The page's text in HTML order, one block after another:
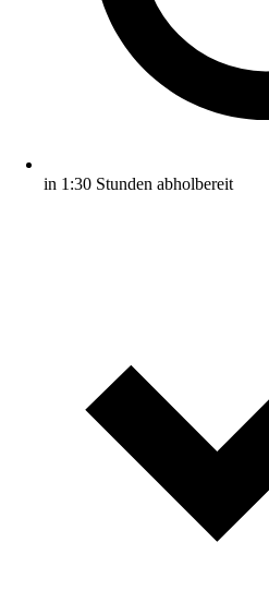
in 1:30 Stunden abholbereit